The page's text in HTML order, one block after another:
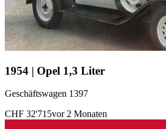
1954 | Opel 1,3 Liter
Geschäftswagen 1397
CHF 32'715vor 2 Monaten